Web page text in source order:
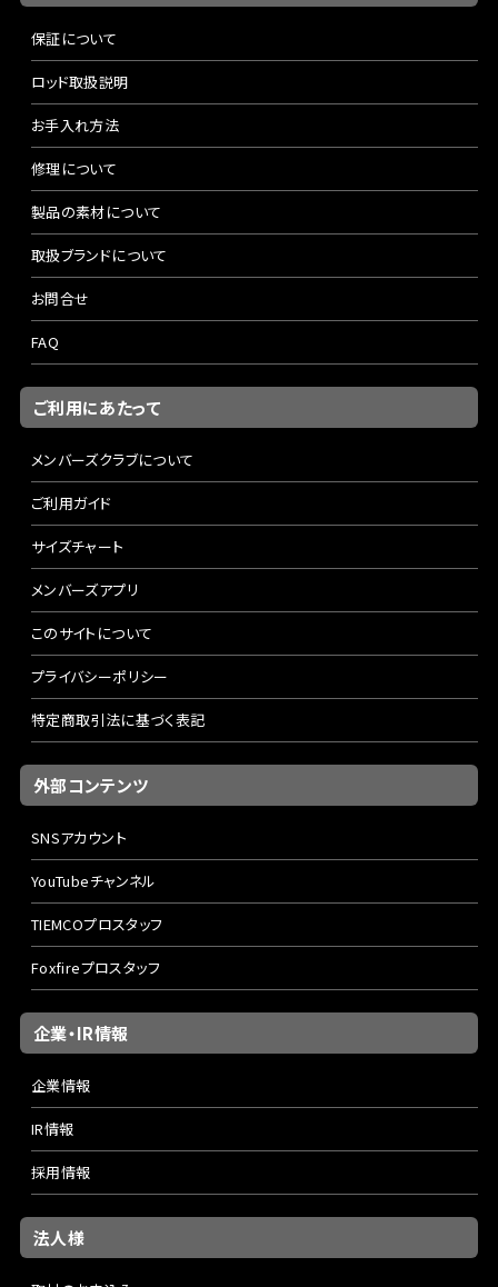
保証について
ロッド取扱説明
お手入れ方法
修理について
製品の素材について
取扱ブランドについて
お問合せ
FAQ
ご利用にあたって
メンバーズクラブについて
ご利用ガイド
サイズチャート
メンバーズアプリ
このサイトについて
プライバシーポリシー
特定商取引法に基づく表記
外部コンテンツ
SNSアカウント
YouTubeチャンネル
TIEMCOプロスタッフ
Foxfireプロスタッフ
企業・IR情報
企業情報
IR情報
採用情報
法人様